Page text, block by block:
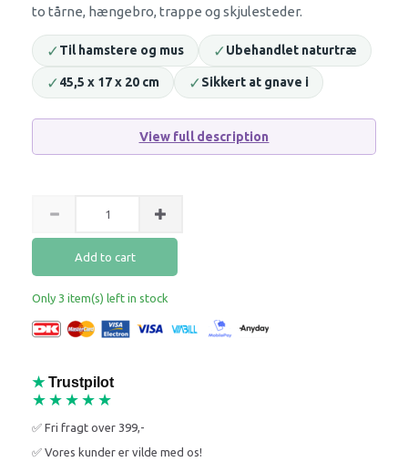
to tårne, hængebro, trappe og skjulesteder.
✓Til hamstere og mus ✓Ubehandlet naturtræ
✓45,5 x 17 x 20 cm ✓Sikkert at gnave i
View full description
Add to cart
Only 3 item(s) left in stock
★ Trustpilot
★★★★★
✅ Fri fragt over 399,-
✅ Vores kunder er vilde med os!